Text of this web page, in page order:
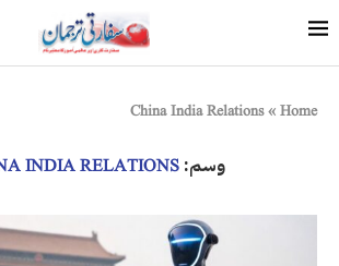
Home
»
China India Relations
وسم:INDIA RELATIONS